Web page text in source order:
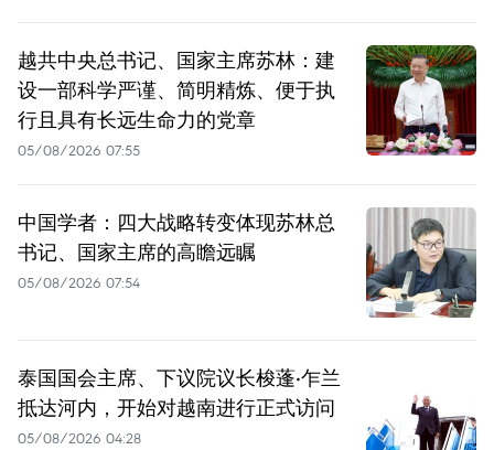
越共中央总书记、国家主席苏林：建
设一部科学严谨、简明精炼、便于执
行且具有长远生命力的党章
05/08/2026 07:55
中国学者：四大战略转变体现苏林总
书记、国家主席的高瞻远瞩
05/08/2026 07:54
泰国国会主席、下议院议长梭蓬·乍兰
抵达河内，开始对越南进行正式访问
05/08/2026 04:28